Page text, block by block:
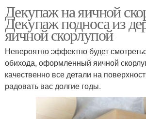
Декупаж на яичной
Декупаж подноса из
яичной скорлупой
Невероятно эффектно будет
обихода, оформленный яичной
качественно все детали на
радовать вас долгие годы.